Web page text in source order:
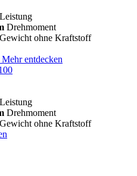
Leistung
Drehmoment
Gewicht ohne Kraftstoff
Mehr entdecken
Leistung
Drehmoment
Gewicht ohne Kraftstoff